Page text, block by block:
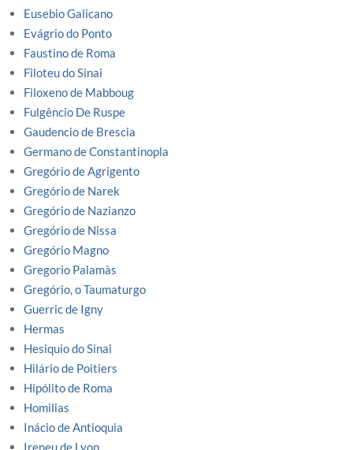
Eusebio Galicano
Evágrio do Ponto
Faustino de Roma
Filoteu do Sinai
Filoxeno de Mabboug
Fulgêncio De Ruspe
Gaudencio de Brescia
Germano de Constantinopla
Gregório de Agrigento
Gregório de Narek
Gregório de Nazianzo
Gregório de Nissa
Gregório Magno
Gregorio Palamàs
Gregório, o Taumaturgo
Guerric de Igny
Hermas
Hesiquio do Sinai
Hilário de Poitiers
Hipólito de Roma
Homilias
Inácio de Antioquia
Ireneu de Lyon